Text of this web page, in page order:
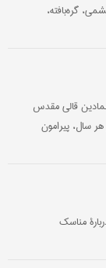
گره‌بافته،
قالی مقدس
سال، پیرامون
مناسک